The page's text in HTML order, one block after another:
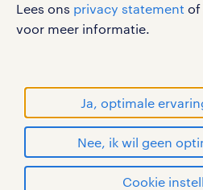
Lees ons privacy statement of
voor meer informatie.
Ja, optimale
Nee, ik wil geen
Cookie
handelsmerken van Randstad
© Randstad 2026